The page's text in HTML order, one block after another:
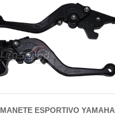
MANETE ESPORTIVO YAMAHA